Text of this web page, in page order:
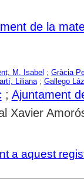
de la
M. Isabel ; Gràcia
Liliana; Gallego
; Ajuntament
Xavier
a aquest